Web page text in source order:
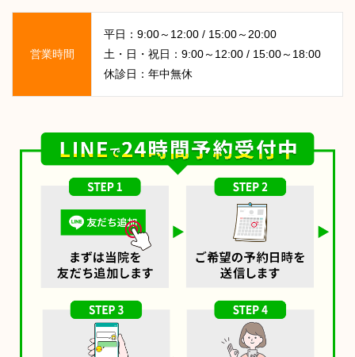
営業時間
平日：9:00～12:00 / 15:00～20:00
土・日・祝日：9:00～12:00 / 15:00～18:00
休診日：年中無休